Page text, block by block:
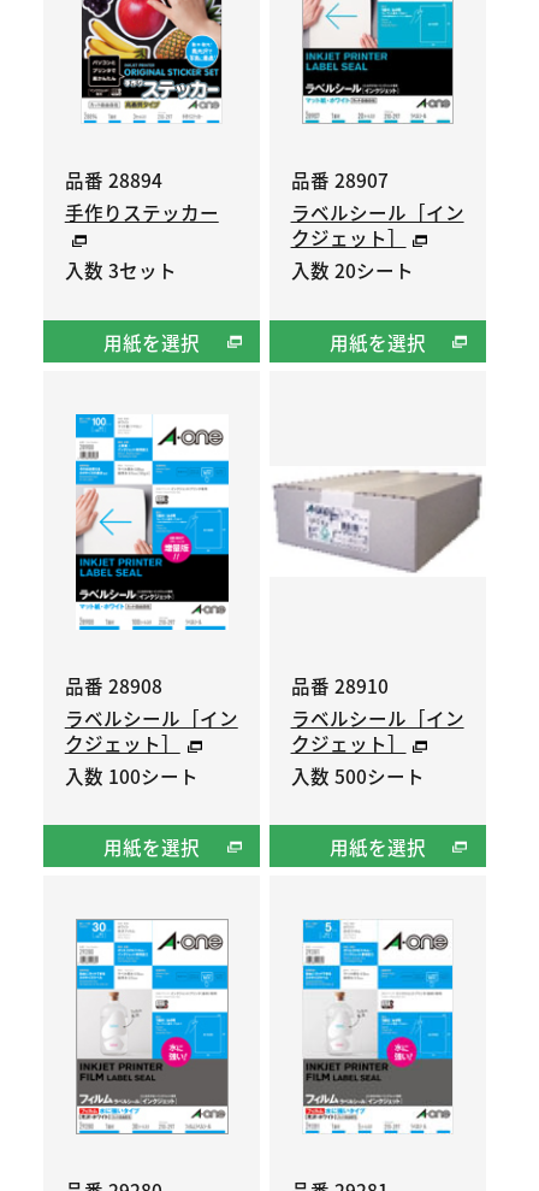
品番 28894
手作りステッカー
入数 3セット
用紙を選択
品番 28907
ラベルシール［イン
クジェット］
入数 20シート
用紙を選択
品番 28908
ラベルシール［イン
クジェット］
入数 100シート
用紙を選択
品番 28910
ラベルシール［イン
クジェット］
入数 500シート
用紙を選択